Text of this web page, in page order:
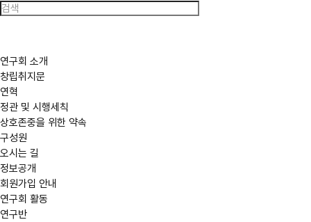
한
국
구
회
연구회 소개
창립취지문
연혁
정관 및 시행세칙
상호존중을 위한 약속
구성원
오시는 길
정보공개
회원가입 안내
연구회 활동
연구반